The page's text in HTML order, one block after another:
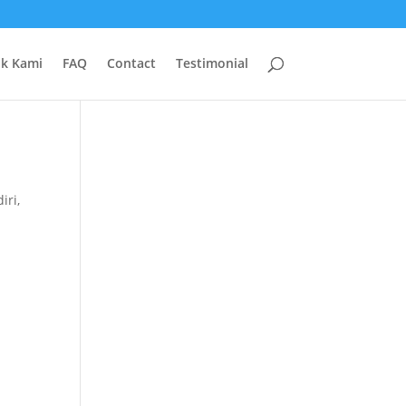
Kami FAQ Contact Testimonial
,